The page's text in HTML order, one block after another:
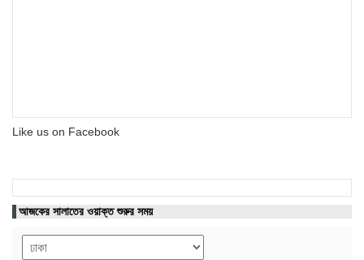
Like us on Facebook
আজকের সালাতের ওয়াক্ত শুরুর সময়